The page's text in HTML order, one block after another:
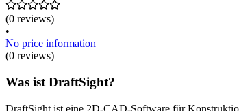
(0 reviews)
•
No price information
(0 reviews)
Was ist DraftSight?
DraftSight ist eine 2D-CAD-Software für